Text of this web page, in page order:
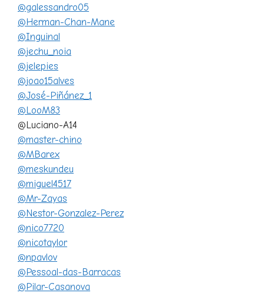
@galessandro05
@Herman-Chan-Mane
@Inguinal
@jechu_noia
@jelepies
@joao15alves
@José-Piñánez_1
@LooM83
@Luciano-A14
@master-chino
@MBarex
@meskundeu
@miguel4517
@Mr-Zayas
@Nestor-Gonzalez-Perez
@nico7720
@nicotaylor
@npavlov
@Pessoal-das-Barracas
@Pilar-Casanova